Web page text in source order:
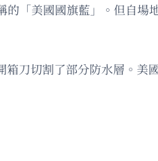
「美國國旗藍」。但自場
刀切割了部分防水層。美